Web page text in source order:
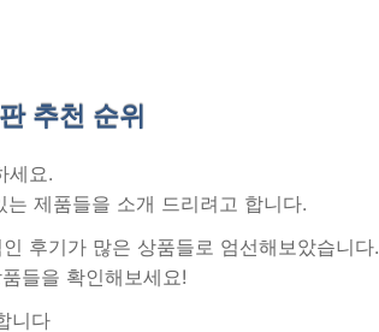
추천 순위
세요.
는 제품들을 소개 드리려고 합니다.
후기가 많은 상품들로 엄선해보았습니다.
들을 확인해보세요!
니다